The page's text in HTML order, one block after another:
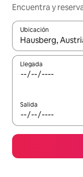
Encuentra y
Ubicación
Cuando los
Llegada
Salida